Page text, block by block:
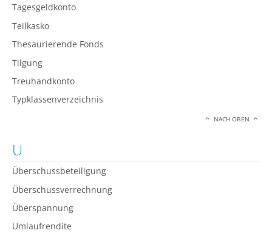
Tagesgeldkonto
Teilkasko
Thesaurierende Fonds
Tilgung
Treuhandkonto
Typklassenverzeichnis
NACH OBEN
U
Überschussbeteiligung
Überschussverrechnung
Überspannung
Umlaufrendite